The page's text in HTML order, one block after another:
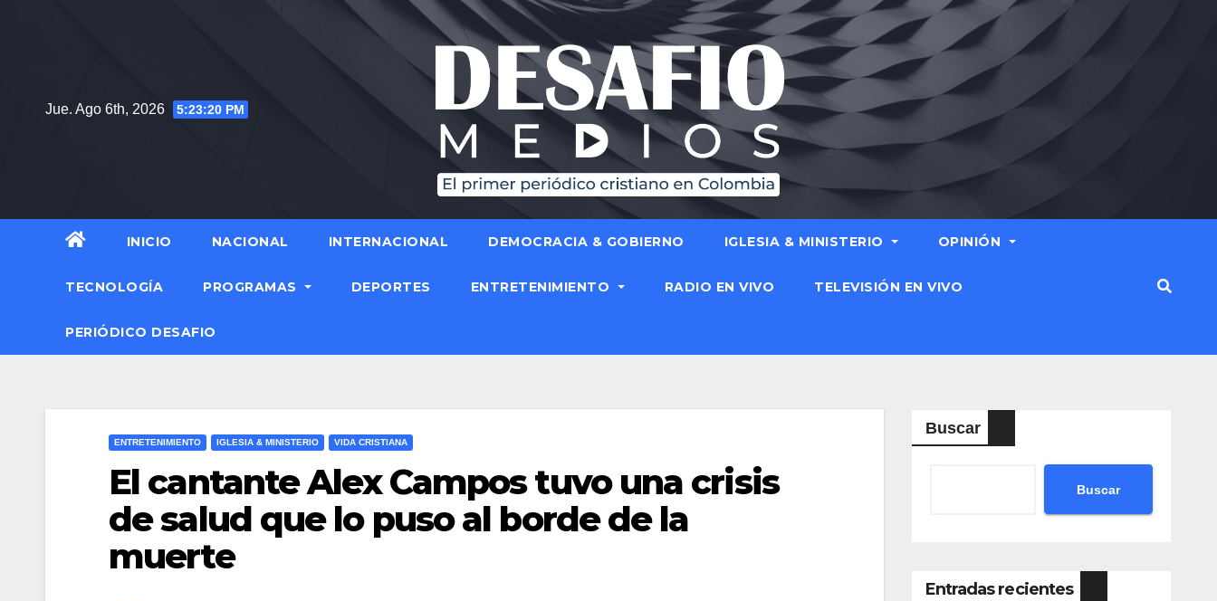
Jue. Ago 6th, 2026 5:23:21 PM
INICIO NACIONAL INTERNACIONAL DEMOCRACIA & GOBIERNO IGLESIA & MINISTERIO OPINIÓN
TECNOLOGÍA PROGRAMAS DEPORTES ENTRETENIMIENTO RADIO EN VIVO TELEVISIÓN EN VIVO
PERIÓDICO DESAFIO
ENTRETENIMIENTO IGLESIA & MINISTERIO VIDA CRISTIANA
El cantante Alex Campos tuvo una crisis
de salud que lo puso al borde de la
muerte
Buscar
Buscar
Entradas recientes